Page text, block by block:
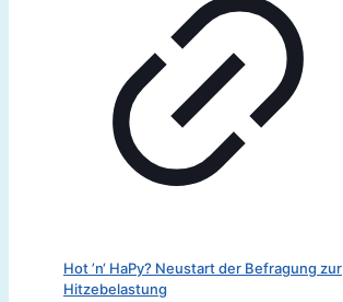
Hot ’n‘ HaPy? Neustart der Befragung zur
Hitzebelastung